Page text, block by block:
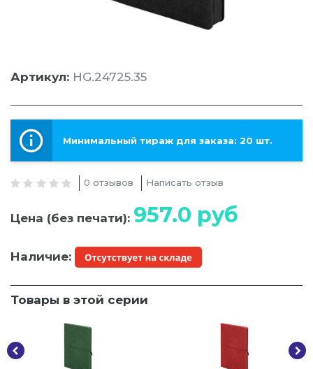
Артикул: HG.24725.35
Минимальный тираж для заказа: 20 шт.
0 отзывов Написать отзыв
Цена (без печати): 957.0 руб
Наличие:
Товары в этой серии